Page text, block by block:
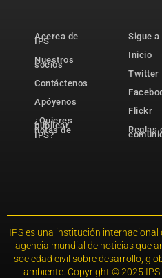
Acerca de
IPS
Nuestros
socios
Contáctenos
Apóyenos
¿Quieres
publicar
notas de
IPS?
Sigue a
Inicio
Twitter
Flickr
Reglas
IPS es una institución internacional
agencia mundial de noticias que
sociedad civil sobre desarrollo,
ambiente. Copyright © 2025